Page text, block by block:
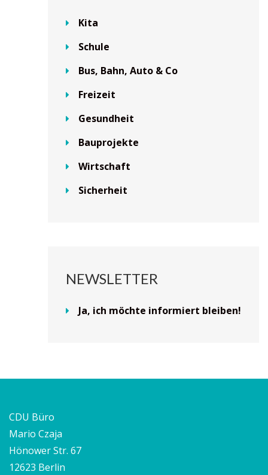
Kita
Schule
Bus, Bahn, Auto & Co
Freizeit
Gesundheit
Bauprojekte
Wirtschaft
Sicherheit
NEWSLETTER
Ja, ich möchte informiert bleiben!
CDU Büro
Mario Czaja
Hönower Str. 67
12623 Berlin